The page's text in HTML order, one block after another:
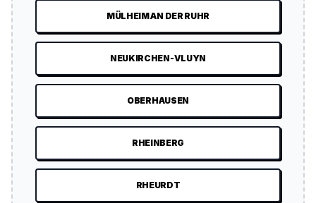
MÜLHEIM AN DER RUHR
NEUKIRCHEN-VLUYN
OBERHAUSEN
RHEINBERG
RHEURDT